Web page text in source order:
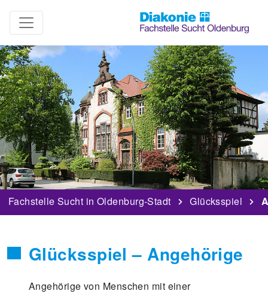
Fachstelle Sucht in Oldenburg-Stadt Glücksspiel
Glücksspiel – Angehörige
Angehörige von Menschen mit einer